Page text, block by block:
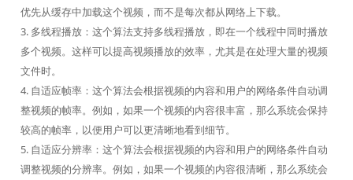
优先从缓存中加载这个视频，而不是每次都从网络上下载。
3. 多线程播放：这个算法支持多线程播放，即在一个线程中同时播放
多个视频。这样可以提高视频播放的效率，尤其是在处理大量的视频
文件时。
4. 自适应帧率：这个算法会根据视频的内容和用户的网络条件自动调
整视频的帧率。例如，如果一个视频的内容很丰富，那么系统会保持
较高的帧率，以便用户可以更清晰地看到细节。
5. 自适应分辨率：这个算法会根据视频的内容和用户的网络条件自动
调整视频的分辨率。例如，如果一个视频的内容很清晰，那么系统会